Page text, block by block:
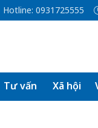
Hotline: 0931725555
Tư vấn Xã hội